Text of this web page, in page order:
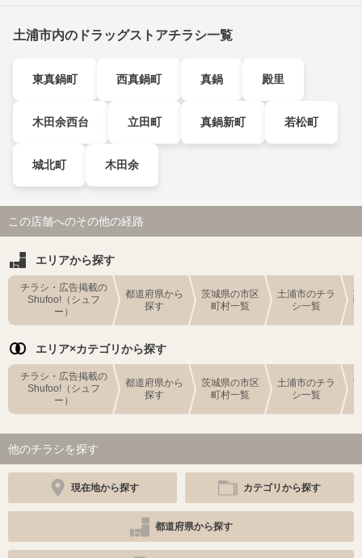
土浦市内のドラッグストアチラシ一覧
東真鍋町 西真鍋町 真鍋 殿里
木田余西台 立田町 真鍋新町 若松町
城北町 木田余
この店舗へのその他の経路
エリアから探す
チラシ・広告掲載の
Shufoo!（シュフ
ー）
都道府県から
探す
茨城県の市区
町村一覧
土浦市のチラ
シ一覧
エリア×カテゴリから探す
チラシ・広告掲載の
Shufoo!（シュフ
ー）
都道府県から
探す
茨城県の市区
町村一覧
土浦市のチラ
シ一覧
他のチラシを探す
現在地から探す カテゴリから探す
都道府県から探す